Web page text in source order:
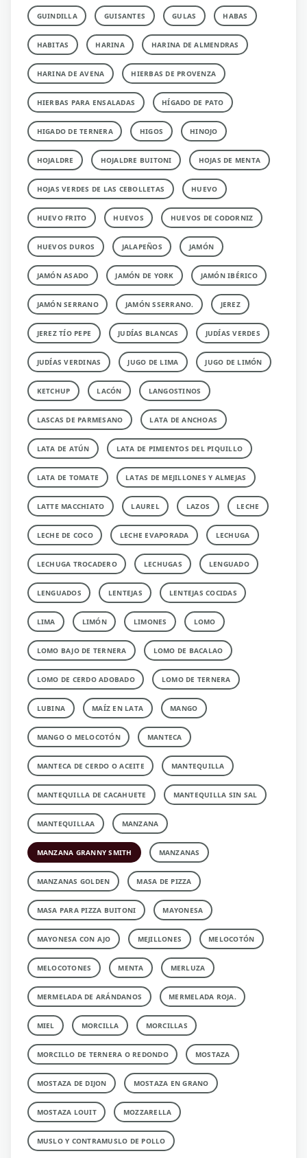
GUINDILLA GUISANTES GULAS HABAS
HABITAS HARINA HARINA DE ALMENDRAS
HARINA DE AVENA HIERBAS DE PROVENZA
HIERBAS PARA ENSALADAS HÍGADO DE PATO
HIGADO DE TERNERA HIGOS HINOJO
HOJALDRE HOJALDRE BUITONI HOJAS DE MENTA
HOJAS VERDES DE LAS CEBOLLETAS HUEVO
HUEVO FRITO HUEVOS HUEVOS DE CODORNIZ
HUEVOS DUROS JALAPEÑOS JAMÓN
JAMÓN ASADO JAMÓN DE YORK JAMÓN IBÉRICO
JAMÓN SERRANO JAMÓN SSERRANO. JEREZ
JEREZ TÍO PEPE JUDÍAS BLANCAS JUDÍAS VERDES
JUDÍAS VERDINAS JUGO DE LIMA JUGO DE LIMÓN
KETCHUP LACÓN LANGOSTINOS
LASCAS DE PARMESANO LATA DE ANCHOAS
LATA DE ATÚN LATA DE PIMIENTOS DEL PIQUILLO
LATA DE TOMATE LATAS DE MEJILLONES Y ALMEJAS
LATTE MACCHIATO LAUREL LAZOS LECHE
LECHE DE COCO LECHE EVAPORADA LECHUGA
LECHUGA TROCADERO LECHUGAS LENGUADO
LENGUADOS LENTEJAS LENTEJAS COCIDAS
LIMA LIMÓN LIMONES LOMO
LOMO BAJO DE TERNERA LOMO DE BACALAO
LOMO DE CERDO ADOBADO LOMO DE TERNERA
LUBINA MAÍZ EN LATA MANGO
MANGO O MELOCOTÓN MANTECA
MANTECA DE CERDO O ACEITE MANTEQUILLA
MANTEQUILLA DE CACAHUETE MANTEQUILLA SIN SAL
MANTEQUILLAA MANZANA
MANZANA GRANNY SMITH MANZANAS
MANZANAS GOLDEN MASA DE PIZZA
MASA PARA PIZZA BUITONI MAYONESA
MAYONESA CON AJO MEJILLONES MELOCOTÓN
MELOCOTONES MENTA MERLUZA
MERMELADA DE ARÁNDANOS MERMELADA ROJA.
MIEL MORCILLA MORCILLAS
MORCILLO DE TERNERA O REDONDO MOSTAZA
MOSTAZA DE DIJON MOSTAZA EN GRANO
MOSTAZA LOUIT MOZZARELLA
MUSLO Y CONTRAMUSLO DE POLLO